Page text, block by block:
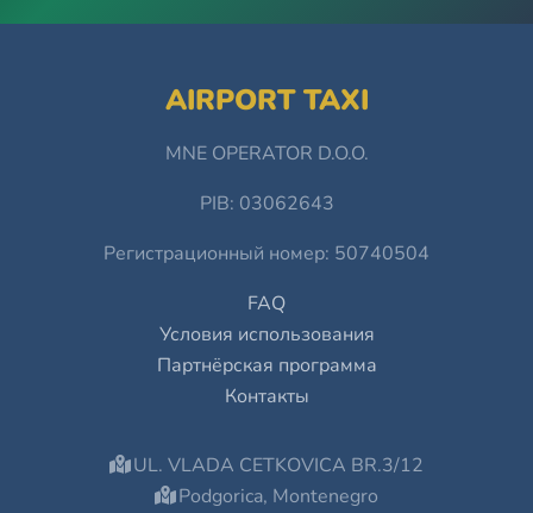
AIRPORT TAXI
MNE OPERATOR D.O.O.
PIB: 03062643
Регистрационный номер: 50740504
FAQ
Условия использования
Партнёрская программа
Контакты
UL. VLADA CETKOVICA BR.3/12
Podgorica, Montenegro